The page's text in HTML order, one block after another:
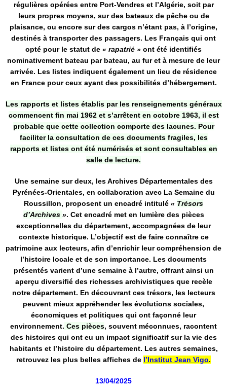
régulières opérées entre Port-Vendres et l’Algérie, soit par
leurs propres moyens, sur des bateaux de pêche ou de
plaisance, ou encore sur des cargos n’étant pas, à l’origine,
destinés à transporter des passagers. Les Français qui ont
opté pour le statut de « rapatrié » ont été identifiés
nominativement bateau par bateau, au fur et à mesure de leur
arrivée. Les listes indiquent également un lieu de résidence
en France pour ceux ayant des possibilités d’hébergement.
Les rapports et listes établis par les renseignements généraux
commencent fin mai 1962 et s’arrêtent en octobre 1963, il est
probable que cette collection comporte des lacunes. Pour
faciliter la consultation de ces documents fragiles, les
rapports et listes ont été numérisés et sont consultables en
salle de lecture.
Une semaine sur deux, les Archives Départementales des
Pyrénées-Orientales, en collaboration avec La Semaine du
Roussillon, proposent un encadré intitulé « Trésors
d’Archives ». Cet encadré met en lumière des pièces
exceptionnelles du département, accompagnées de leur
contexte historique. L’objectif est de faire connaître ce
patrimoine aux lecteurs, afin d’enrichir leur compréhension de
l’histoire locale et de son importance. Les documents
présentés varient d’une semaine à l’autre, offrant ainsi un
aperçu diversifié des richesses archivistiques que recèle
notre département. En découvrant ces trésors, les lecteurs
peuvent mieux appréhender les évolutions sociales,
économiques et politiques qui ont façonné leur
environnement. Ces pièces, souvent méconnues, racontent
des histoires qui ont eu un impact significatif sur la vie des
habitants et l’histoire du département. Les autres semaines,
retrouvez les plus belles affiches de l’Institut Jean Vigo.
13/04/2025